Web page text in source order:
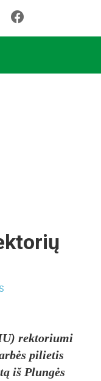
rektoriumi
pilietis
iš Plungės